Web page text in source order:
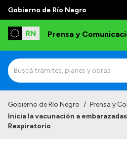
Gobierno de Río Negro
Prensa y
Institucional
Gobierno de Río Negro / Prensa y
Inicia la vacunación a
Respiratorio